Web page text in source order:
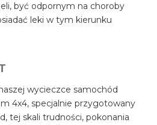
być odpornym na choroby
leki w tym kierunku
wycieczce samochód
4x4, specjalnie przygotowany
tej skali trudności, pokonania